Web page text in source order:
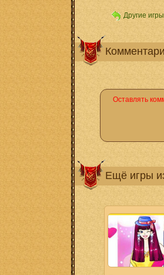
Другие
Оставлять
Ещё игры